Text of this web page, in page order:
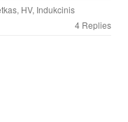
, HV, Indukcinis
4 Replies